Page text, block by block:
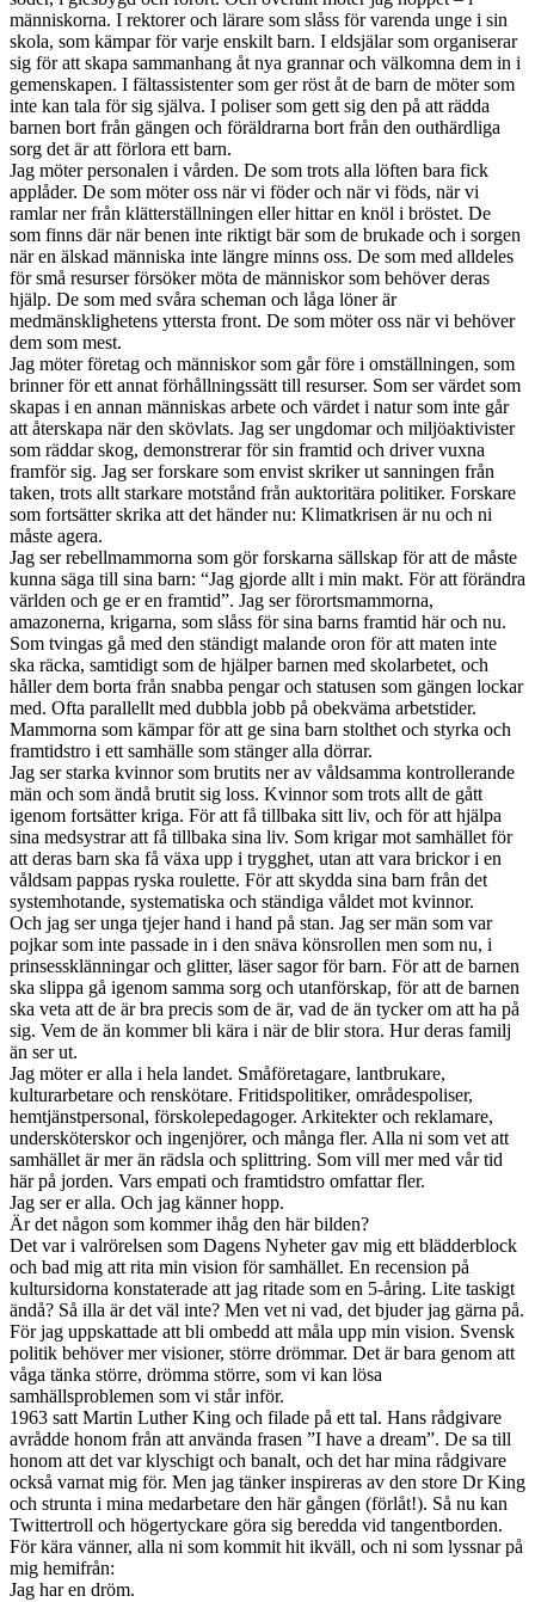
människorna. I rektorer och lärare som slåss för varenda unge i sin
skola, som kämpar för varje enskilt barn. I eldsjälar som organiserar
sig för att skapa sammanhang åt nya grannar och välkomna dem in i
gemenskapen. I fältassistenter som ger röst åt de barn de möter som
inte kan tala för sig själva. I poliser som gett sig den på att rädda
barnen bort från gängen och föräldrarna bort från den outhärdliga
sorg det är att förlora ett barn.
Jag möter personalen i vården. De som trots alla löften bara fick
applåder. De som möter oss när vi föder och när vi föds, när vi
ramlar ner från klätterställningen eller hittar en knöl i bröstet. De
som finns där när benen inte riktigt bär som de brukade och i sorgen
när en älskad människa inte längre minns oss. De som med alldeles
för små resurser försöker möta de människor som behöver deras
hjälp. De som med svåra scheman och låga löner är
medmänsklighetens yttersta front. De som möter oss när vi behöver
dem som mest.
Jag möter företag och människor som går före i omställningen, som
brinner för ett annat förhållningssätt till resurser. Som ser värdet som
skapas i en annan människas arbete och värdet i natur som inte går
att återskapa när den skövlats. Jag ser ungdomar och miljöaktivister
som räddar skog, demonstrerar för sin framtid och driver vuxna
framför sig. Jag ser forskare som envist skriker ut sanningen från
taken, trots allt starkare motstånd från auktoritära politiker. Forskare
som fortsätter skrika att det händer nu: Klimatkrisen är nu och ni
måste agera.
Jag ser rebellmammorna som gör forskarna sällskap för att de måste
kunna säga till sina barn: “Jag gjorde allt i min makt. För att förändra
världen och ge er en framtid”. Jag ser förortsmammorna,
amazonerna, krigarna, som slåss för sina barns framtid här och nu.
Som tvingas gå med den ständigt malande oron för att maten inte
ska räcka, samtidigt som de hjälper barnen med skolarbetet, och
håller dem borta från snabba pengar och statusen som gängen lockar
med. Ofta parallellt med dubbla jobb på obekväma arbetstider.
Mammorna som kämpar för att ge sina barn stolthet och styrka och
framtidstro i ett samhälle som stänger alla dörrar.
Jag ser starka kvinnor som brutits ner av våldsamma kontrollerande
män och som ändå brutit sig loss. Kvinnor som trots allt de gått
igenom fortsätter kriga. För att få tillbaka sitt liv, och för att hjälpa
sina medsystrar att få tillbaka sina liv. Som krigar mot samhället för
att deras barn ska få växa upp i trygghet, utan att vara brickor i en
våldsam pappas ryska roulette. För att skydda sina barn från det
systemhotande, systematiska och ständiga våldet mot kvinnor.
Och jag ser unga tjejer hand i hand på stan. Jag ser män som var
pojkar som inte passade in i den snäva könsrollen men som nu, i
prinsessklänningar och glitter, läser sagor för barn. För att de barnen
ska slippa gå igenom samma sorg och utanförskap, för att de barnen
ska veta att de är bra precis som de är, vad de än tycker om att ha på
sig. Vem de än kommer bli kära i när de blir stora. Hur deras familj
än ser ut.
Jag möter er alla i hela landet. Småföretagare, lantbrukare,
kulturarbetare och renskötare. Fritidspolitiker, områdespoliser,
hemtjänstpersonal, förskolepedagoger. Arkitekter och reklamare,
undersköterskor och ingenjörer, och många fler. Alla ni som vet att
samhället är mer än rädsla och splittring. Som vill mer med vår tid
här på jorden. Vars empati och framtidstro omfattar fler.
Jag ser er alla. Och jag känner hopp.
Är det någon som kommer ihåg den här bilden?
Det var i valrörelsen som Dagens Nyheter gav mig ett blädderblock
och bad mig att rita min vision för samhället. En recension på
kultursidorna konstaterade att jag ritade som en 5-åring. Lite taskigt
ändå? Så illa är det väl inte? Men vet ni vad, det bjuder jag gärna på.
För jag uppskattade att bli ombedd att måla upp min vision. Svensk
politik behöver mer visioner, större drömmar. Det är bara genom att
våga tänka större, drömma större, som vi kan lösa
samhällsproblemen som vi står inför.
1963 satt Martin Luther King och filade på ett tal. Hans rådgivare
avrådde honom från att använda frasen ”I have a dream”. De sa till
honom att det var klyschigt och banalt, och det har mina rådgivare
också varnat mig för. Men jag tänker inspireras av den store Dr King
och strunta i mina medarbetare den här gången (förlåt!). Så nu kan
Twittertroll och högertyckare göra sig beredda vid tangentborden.
För kära vänner, alla ni som kommit hit ikväll, och ni som lyssnar på
mig hemifrån:
Jag har en dröm.